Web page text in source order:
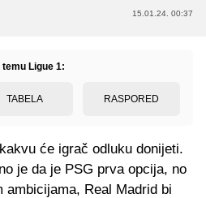
15.01.24. 00:37
Ligue 1:
TABELA RASPORED
će igrač odluku donijeti.
je da je PSG prva opcija, no
Real Madrid bi